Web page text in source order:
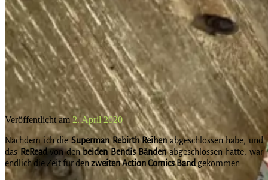
Veröffentlicht am 2. April 2020
Nachdem ich die Superman Rebirth Reihen abgeschlossen habe, und
das ReReadvon denbeiden Bendis Bändenabgeschlossen hatte, war
endlich die Zeit für denzweiten Action Comics Bandgekommen.